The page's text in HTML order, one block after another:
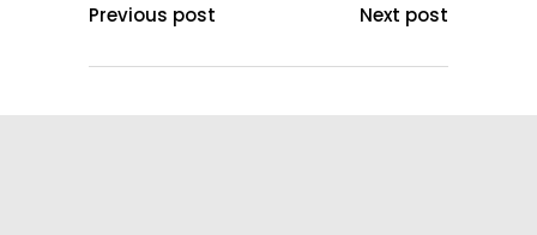
Previous post Next post